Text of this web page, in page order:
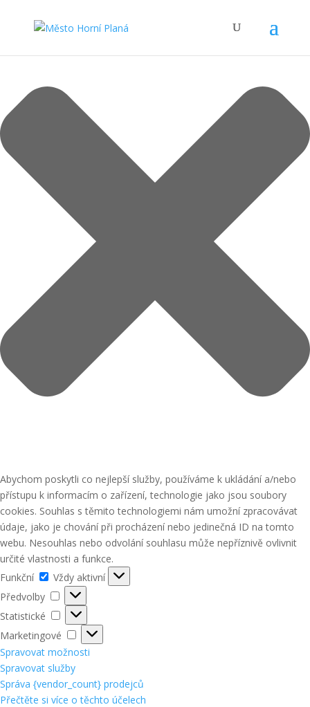
Abychom poskytli co nejlepší služby, používáme k ukládání a/nebo
přístupu k informacím o zařízení, technologie jako jsou soubory
cookies. Souhlas s těmito technologiemi nám umožní zpracovávat
údaje, jako je chování při procházení nebo jedinečná ID na tomto
webu. Nesouhlas nebo odvolání souhlasu může nepříznivě ovlivnit
určité vlastnosti a funkce.
Funkční
Funkční
Vždy aktivní
Předvolby
Předvolby
Statistické
Statistické
Marketingové
Marketingové
Spravovat možnosti
Spravovat služby
Správa {vendor_count} prodejců
Přečtěte si více o těchto účelech